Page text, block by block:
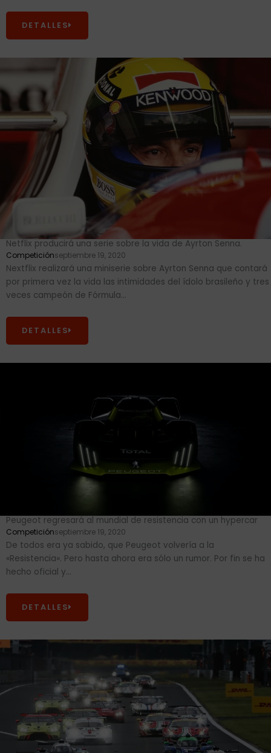
DETALLES
Netflix producirá una serie sobre la vida de Ayrton Senna.
Competiciónseptiembre 19, 2020
Nextflix realizará una miniserie sobre Ayrton Senna que contará
por primera vez la vida las intimidades del ídolo brasileño y tres
veces campeón de Fórmula...
DETALLES
Peugeot regresará al mundial de resistencia con un hypercar
Competiciónseptiembre 19, 2020
De todos era ya sabido, que Peugeot volvería a la
«Resistencia». Pero hasta ahora era sólo un rumor. Por fin se ha
hecho oficial y...
DETALLES